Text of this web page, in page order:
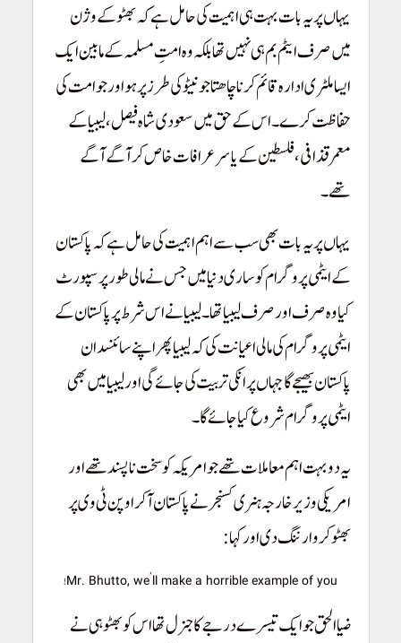
یہاں پر یہ بات بہت ہی اہمیت کی حامل ہے کہ بھٹو کے وژن
میں صرف ایٹم بم ہی نہیں تھا بلکہ وہ امتِ مسلمہ کے مابین ایک
ایسا ملٹری ادارہ قائم کرنا چاھتا جو نیٹو کی طرز پر ہو اور جو امت کی
حفاظت کرے۔ اس کے حق میں سعودی شاہ فیصل، لیبیا کے
معمرقذافی، فلسطین کے یاسرعرافات خاص کر آگے آگے
تھے۔
یہاں پر یہ بات بھی سب سے اہم اہمیت کی حامل ہے کہ پاکستان
کے ایٹمی پروگرام کو ساری دنیا میں جس نے مالی طور پر سپورٹ
کیا وہ صرف اور صرف لیبیا تھا۔ لیبیا نے اس شرط پر پاکستان کے
ایٹمی پروگرام کی مالی اعیانت کی کہ لیبیا پھر اپنے سائنسدان
پاکستان بھیجے گا جہاں پر انکی تربیت کی جائے گی اور لیبیا میں بھی
ایٹمی پروگرام شروع کیا جائے گا۔
یہ دو بہت اہم معاملات تھے جو امریکہ کو سخت ناپسند تھے اور
امریکی وزیرخارجہ ہنری کسنجر نے پاکستان آکر اوپن ٹی وی پر
بھٹو کر وارننگ دی اور کہا:
Mr. Bhutto, we’ll make a horrible example of you!
ضیاالحق جو ایک تیسرے درجے کا جنرل تھا اس کو بھٹو ہی نے